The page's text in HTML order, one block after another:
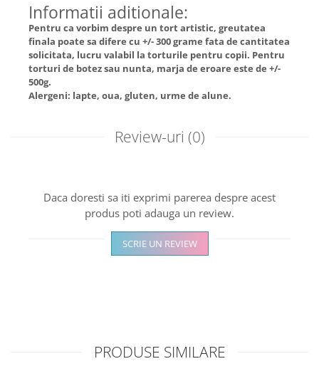
Informatii aditionale:
Pentru ca vorbim despre un tort artistic, greutatea
finala poate sa difere cu +/- 300 grame fata de cantitatea
solicitata, lucru valabil la torturile pentru copii. Pentru
torturi de botez sau nunta, marja de eroare este de +/-
500g.
Alergeni: lapte, oua, gluten, urme de alune.
Review-uri (0)
Daca doresti sa iti exprimi parerea despre acest
produs poti adauga un review.
SCRIE UN REVIEW
PRODUSE SIMILARE